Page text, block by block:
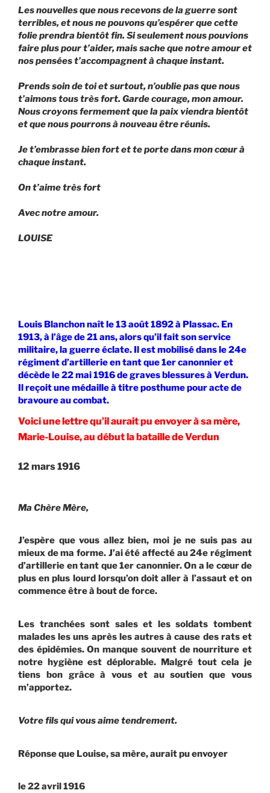
Les nouvelles que nous recevons de la guerre sont
terribles, et nous ne pouvons qu’espérer que cette
folie prendra bientôt fin. Si seulement nous pouvions
faire plus pour t’aider, mais sache que notre amour et
nos pensées t’accompagnent à chaque instant.
Prends soin de toi et surtout, n’oublie pas que nous
t’aimons tous très fort. Garde courage, mon amour.
Nous croyons fermement que la paix viendra bientôt
et que nous pourrons à nouveau être réunis.
Je t’embrasse bien fort et te porte dans mon cœur à
chaque instant.
On t’aime très fort
Avec notre amour.
LOUISE
Louis Blanchon naît le 13 août 1892 à Plassac. En
1913, à l’âge de 21 ans, alors qu’il fait son service
militaire, la guerre éclate. Il est mobilisé dans le 24e
régiment d’artillerie en tant que 1er canonnier et
décède le 22 mai 1916 de graves blessures à Verdun.
Il reçoit une médaille à titre posthume pour acte de
bravoure au combat.
Voici une lettre qu’il aurait pu envoyer à sa mère,
Marie-Louise, au début la bataille de Verdun
12 mars 1916
Ma Chère Mère,
J’espère que vous allez bien, moi je ne suis pas au
mieux de ma forme. J’ai été affecté au 24e régiment
d’artillerie en tant que 1er canonnier. On a le cœur de
plus en plus lourd lorsqu’on doit aller à l’assaut et on
commence être à bout de force.
Les tranchées sont sales et les soldats tombent
malades les uns après les autres à cause des rats et
des épidémies. On manque souvent de nourriture et
notre hygiène est déplorable. Malgré tout cela je
tiens bon grâce à vous et au soutien que vous
m’apportez.
Votre fils qui vous aime tendrement.
Réponse que Louise, sa mère, aurait pu envoyer
le 22 avril 1916